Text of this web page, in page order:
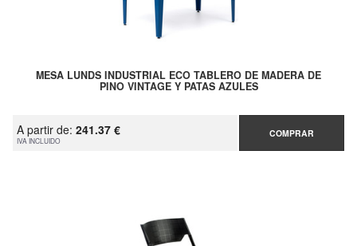
MESA LUNDS INDUSTRIAL ECO TABLERO DE MADERA DE
PINO VINTAGE Y PATAS AZULES
A partir de: 241.37 €
IVA INCLUIDO
COMPRAR